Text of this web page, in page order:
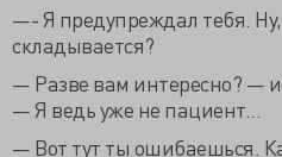
—- Я предупреждал тебя.
складывается?
— Разве вам интересно? —
— Я ведь уже не пациент...
— Вот тут ты ошибаешься.